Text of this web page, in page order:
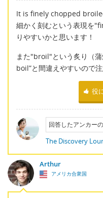
It is finely chopped
細かく刻むという表現を
りやすいかと思います！
また"broil"という炙り（
boil”と間違えやすいので注
役
回答したアンカー
The Discovery
Arthur
アメリカ合衆国